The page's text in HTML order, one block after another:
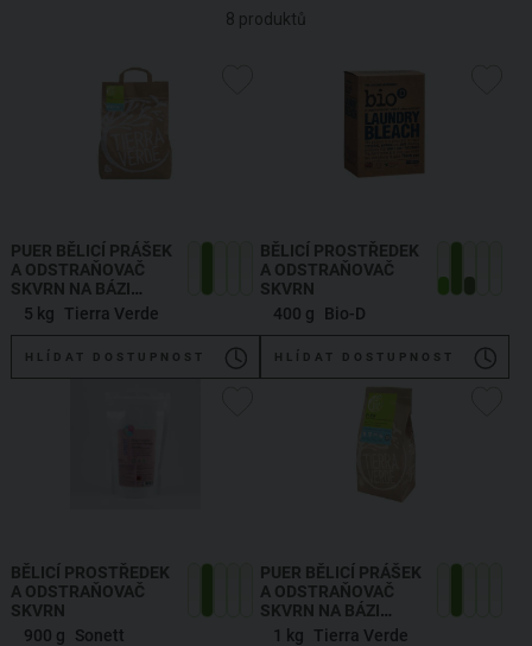
8 produktů
PUER BĚLICÍ PRÁŠEK
A ODSTRAŇOVAČ
SKVRN NA BÁZI
KYSLÍKU
5 kg Tierra Verde
HLÍDAT DOSTUPNOST
BĚLICÍ PROSTŘEDEK
A ODSTRAŇOVAČ
SKVRN
400 g
Bio-D
HLÍDAT DOSTUPNOST
BĚLICÍ PROSTŘEDEK
A ODSTRAŇOVAČ
SKVRN
900 g
Sonett
PUER BĚLICÍ PRÁŠEK
A ODSTRAŇOVAČ
SKVRN NA BÁZI
KYSLÍKU
1 kg Tierra Verde